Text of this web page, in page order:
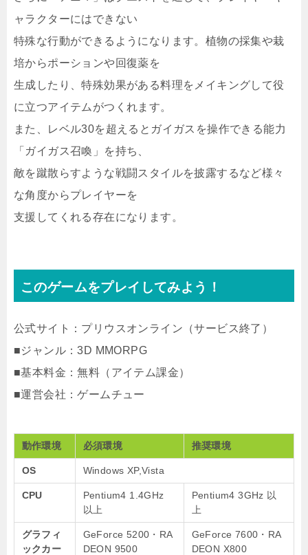
ャラクターにはできない
特殊な行動ができるようになります。植物の採集や栽
培からポーションや回復薬を
生成したり、特殊効果がある料理をメイキングして役
に立つアイテムがつくれます。
また、レベル30を超えるとガイガスを操作できる能力
「ガイガス召喚」を持ち、
敵を蹴散らすような戦闘スタイルを披露するなど様々
な角度からプレイヤーを
支援してくれる存在になります。
このゲームをプレイしてみよう！
公式サイト：プリウスオンライン（サービス終了）
■ジャンル：3D MMORPG
■基本料金：無料（アイテム課金）
■運営会社：ゲームチュー
動作環境 必須環境 推奨環境
OS Windows XP,Vista
CPU
Pentium4 1.4GHz
以上
Pentium4 3GHz 以
上
グラフィ
ックカー
GeForce 5200・RA
DEON 9500
GeForce 7600・RA
DEON X800